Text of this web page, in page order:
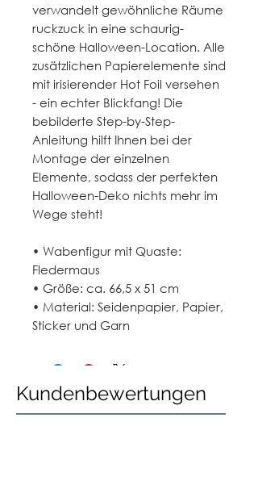
verwandelt gewöhnliche Räume
ruckzuck in eine schaurig-
schöne Halloween-Location. Alle
zusätzlichen Papierelemente sind
mit irisierender Hot Foil versehen
- ein echter Blickfang! Die
bebilderte Step-by-Step-
Anleitung hilft Ihnen bei der
Montage der einzelnen
Elemente, sodass der perfekten
Halloween-Deko nichts mehr im
Wege steht!
• Wabenfigur mit Quaste:
Fledermaus
• Größe: ca. 66,5 x 51 cm
• Material: Seidenpapier, Papier,
Sticker und Garn
Kundenbewertungen